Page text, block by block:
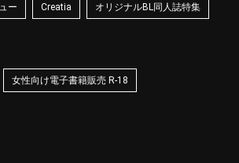
ー Creatia オリジナルBL同人誌特集
女性向け電子書籍販売 R-18